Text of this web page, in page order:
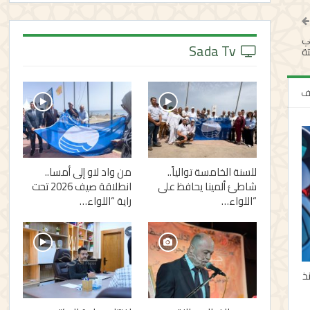
للسنة الخامسة توالياً..
شاطئ ألمينا يحافظ على
“اللواء…
من واد لاو إلى أمسا..
انطلاقة صيف 2026 تحت
راية “اللواء…